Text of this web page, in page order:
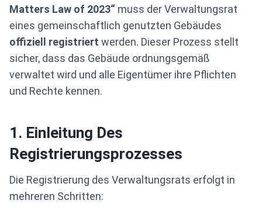
Matters Law of 2023“ muss der Verwaltungsrat
eines gemeinschaftlich genutzten Gebäudes
offiziell registriert werden. Dieser Prozess stellt
sicher, dass das Gebäude ordnungsgemäß
verwaltet wird und alle Eigentümer ihre Pflichten
und Rechte kennen.
1. Einleitung Des
Registrierungsprozesses
Die Registrierung des Verwaltungsrats erfolgt in
mehreren Schritten: